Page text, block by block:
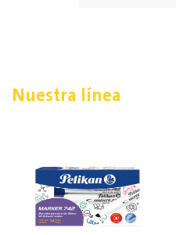
Nuestra línea